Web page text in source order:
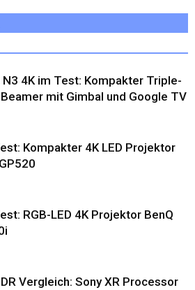
N3 4K im Test: Kompakter Triple-
mit Gimbal und Google TV
Kompakter 4K LED Projektor
RGB-LED 4K Projektor BenQ
Vergleich: Sony XR Processor